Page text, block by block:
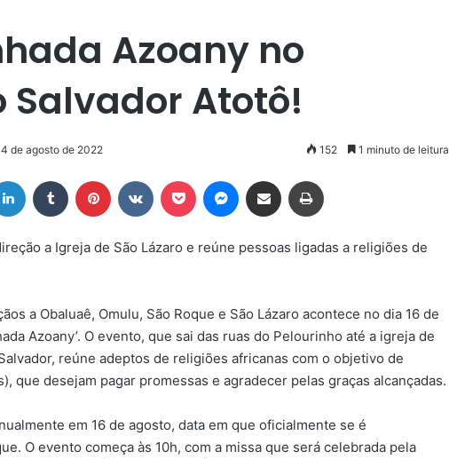
Azoany no
Salvador Atotô!
4 de agosto de 2022 152 1 minuto de leitura
Linkedin Tumblr Pinterest Pocket Messenger
Compartilhar via e-mail
a Igreja de São Lázaro e reúne pessoas ligadas a religiões de
a Obaluaê, Omulu, São Roque e São Lázaro acontece no dia 16 de
Azoany’. O evento, que sai das ruas do Pelourinho até a igreja de
reúne adeptos de religiões africanas com o objetivo de
que desejam pagar promessas e agradecer pelas graças alcançadas.
em 16 de agosto, data em que oficialmente se é
O evento começa às 10h, com a missa que será celebrada pela